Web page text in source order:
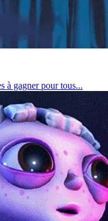
à gagner pour tous...